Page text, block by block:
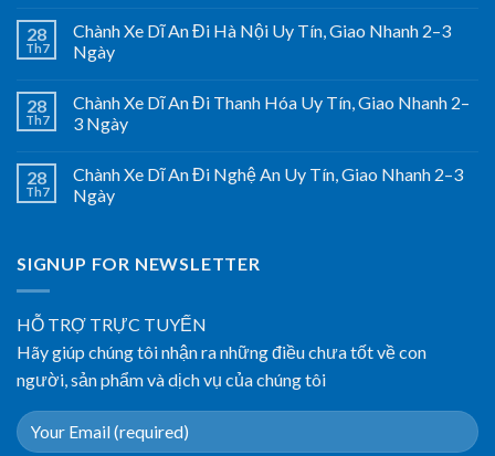
28
Th7
Chành Xe Dĩ An Đi Hà Nội Uy Tín, Giao Nhanh 2–3
Ngày
28
Th7
Chành Xe Dĩ An Đi Thanh Hóa Uy Tín, Giao Nhanh 2–
3 Ngày
28
Th7
Chành Xe Dĩ An Đi Nghệ An Uy Tín, Giao Nhanh 2–3
Ngày
SIGNUP FOR NEWSLETTER
HỖ TRỢ TRỰC TUYẾN
Hãy giúp chúng tôi nhận ra những điều chưa tốt về con
người, sản phẩm và dịch vụ của chúng tôi